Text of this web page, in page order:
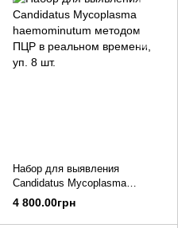
Набор для выявления
Candidatus Mycoplasma
haemominutum методом ПЦР в
реальном времени, уп. 8 шт.
4 800.00грн